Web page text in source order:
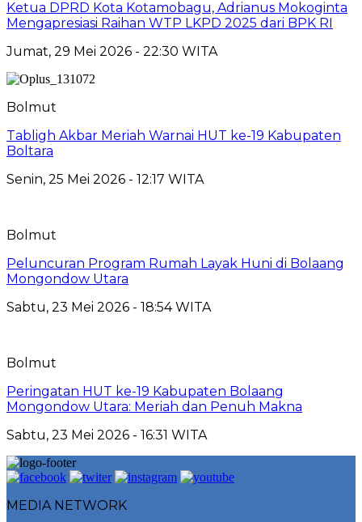
Ketua DPRD Kota Kotamobagu, Adrianus Mokoginta
Mengapresiasi Raihan WTP LKPD 2025 dari BPK RI
Jumat, 29 Mei 2026 - 22:30 WITA
Bolmut
Tabligh Akbar Meriah Warnai HUT ke-19 Kabupaten
Boltara
Senin, 25 Mei 2026 - 12:17 WITA
Bolmut
Peluncuran Program Rumah Layak Huni di Bolaang
Mongondow Utara
Sabtu, 23 Mei 2026 - 18:54 WITA
Bolmut
Peringatan HUT ke-19 Kabupaten Bolaang
Mongondow Utara: Meriah dan Penuh Makna
Sabtu, 23 Mei 2026 - 16:31 WITA
MEDIA NETWORK